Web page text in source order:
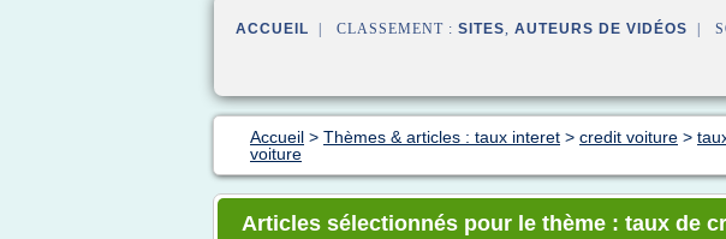
ACCUEIL | CLASSEMENT : SITES, AUTEURS DE VIDÉOS |
Accueil > Thèmes & articles : taux interet > credit voiture >
voiture
Articles sélectionnés pour le thème : taux de